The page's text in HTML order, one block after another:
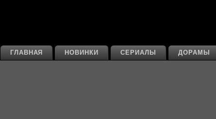
ДОРАМЫ
СЕРИАЛЫ
НОВИНКИ
ГЛАВНАЯ